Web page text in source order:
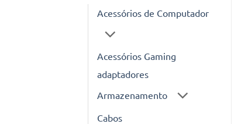
Acessórios de Computador
Acessórios Gaming
adaptadores
Armazenamento
Cabos